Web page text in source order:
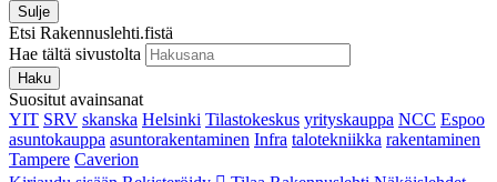
Sulje
Etsi Rakennuslehti.fistä
Hae tältä sivustolta
Haku
Suositut avainsanat
YIT SRV skanska Helsinki Tilastokeskus yrityskauppa NCC Espoo
asuntokauppa asuntorakentaminen Infra talotekniikka rakentaminen
Tampere Caverion